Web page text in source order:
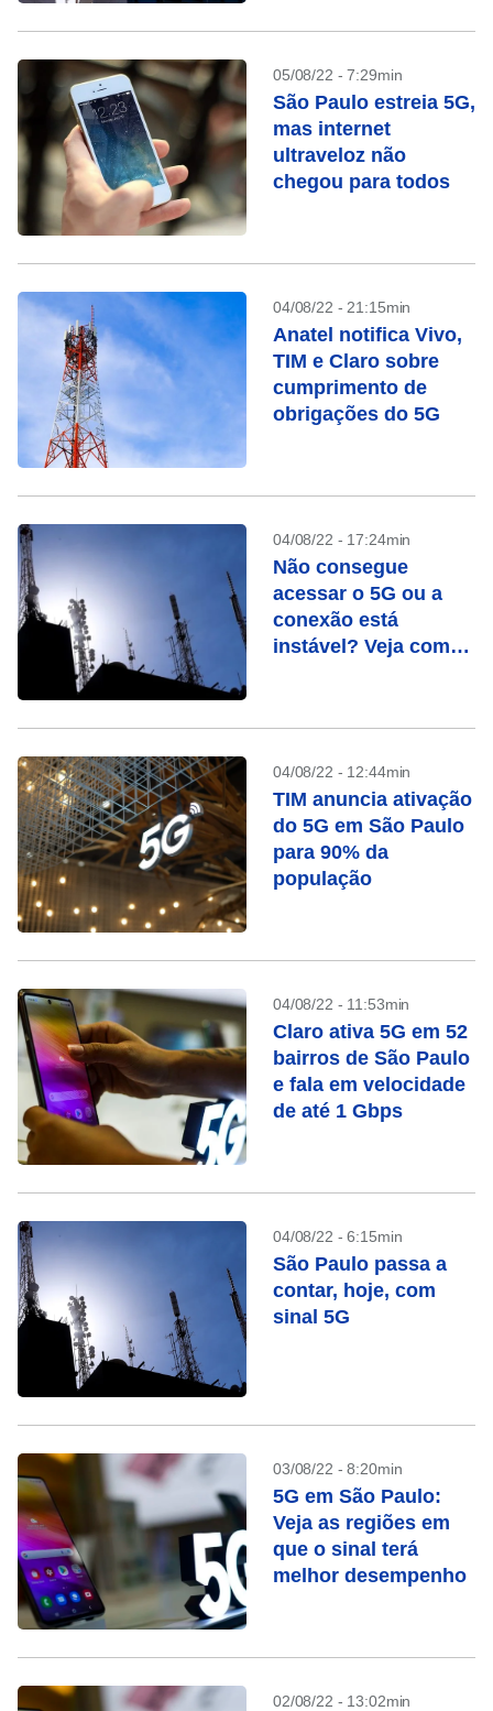
05/08/22 - 7:29min
São Paulo estreia 5G,
mas internet
ultraveloz não
chegou para todos
04/08/22 - 21:15min
Anatel notifica Vivo,
TIM e Claro sobre
cumprimento de
obrigações do 5G
04/08/22 - 17:24min
Não consegue
acessar o 5G ou a
conexão está
instável? Veja como
04/08/22 - 12:44min
TIM anuncia ativação
do 5G em São Paulo
para 90% da
população
04/08/22 - 11:53min
Claro ativa 5G em 52
bairros de São Paulo
e fala em velocidade
de até 1 Gbps
04/08/22 - 6:15min
São Paulo passa a
contar, hoje, com
sinal 5G
03/08/22 - 8:20min
5G em São Paulo:
Veja as regiões em
que o sinal terá
melhor desempenho
02/08/22 - 13:02min